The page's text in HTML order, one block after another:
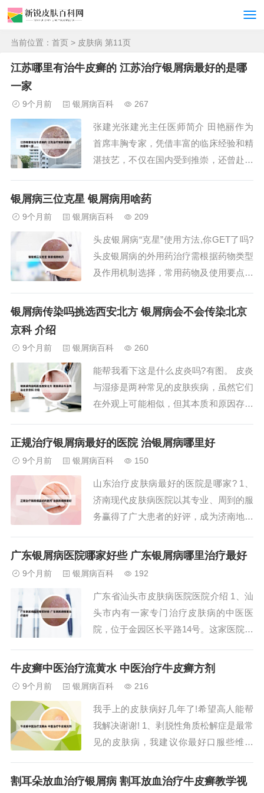
当前位置： 首页 > 皮肤病 第11页
江苏哪里有治牛皮癣的 江苏治疗银屑病最好的是哪
一家
9个月前 银屑病百科 267
张建光张建光主任医师简介 田艳丽作为
首席丰胸专家，凭借丰富的临床经验和精
湛技艺，不仅在国内受到推崇，还曾赴韩
医师专长眼部和鼻部微创整形，以‘微
如双眼皮、鼻整形等，为求美者提供国际
化的整形服务。...
银屑病三位克星 银屑病用啥药
9个月前 银屑病百科 209
头皮银屑病“克星”使用方法,你GET了吗?
头皮银屑病的外用药治疗需根据药物类型
及作用机制选择，常用药物及使用要点如
细胞正常角化，减少鳞屑生成。常用药物
针对头皮皮损，可选用不同作用机制的外
用制...
银屑病传染吗挑选西安北方 银屑病会不会传染北京
京科 介绍
9个月前 银屑病百科 260
能帮我看下这是什么皮炎吗?有图。 皮炎
与湿疹是两种常见的皮肤疾病，虽然它们
在外观上可能相似，但其本质和原因存在
疹则是因为过敏引发的疾病，湿疹的发作
以下是一张对照图供参考。一旦发现皮肤
出现异常症...
正规治疗银屑病最好的医院 治银屑病哪里好
9个月前 银屑病百科 150
山东治疗皮肤病最好的医院是哪家? 1、
济南现代皮肤病医院以其专业、周到的服
务赢得了广大患者的好评，成为济南地区
作繁忙而无暇顾及皮肤问题，还是因皮肤
帮助患者重拾健康。2、山东武警医院皮
肤病诊疗中...
广东银屑病医院哪家好些 广东银屑病哪里治疗最好
9个月前 银屑病百科 192
广东省汕头市皮肤病医院医院介绍 1、汕
头市内有一家专门治疗皮肤病的中医医
院，位于金园区长平路14号。这家医院以
团队而闻名，特别擅长治疗各种头皮疾
头市金平区人民医院地址：金平区金源路
21号，联系...
牛皮癣中医治疗流黄水 中医治疗牛皮癣方剂
9个月前 银屑病百科 216
我手上的皮肤病好几年了!希望高人能帮
我解决谢谢! 1、剥脱性角质松解症是最常
见的皮肤病，我建议你最好口服些维生
尿素VE乳膏和派瑞松乳膏。平时多吃水
割耳朵放血治疗银屑病 割耳放血治疗牛皮癣教学视